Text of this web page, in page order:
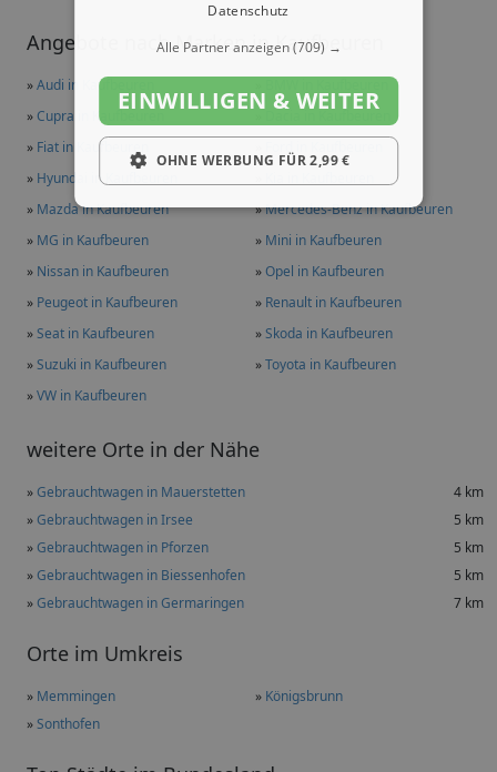
Angebote nach Marken in Kaufbeuren
»Audi in Kaufbeuren
»Cupra in Kaufbeuren
» Fiat in Kaufbeuren
» Hyundai in Kaufbeuren
» Mazda in Kaufbeuren »Mercedes-Benz in Kaufbeuren
» MG in Kaufbeuren » Mini in Kaufbeuren
» Nissan in Kaufbeuren »Opel in Kaufbeuren
» Peugeot in Kaufbeuren » Renault in Kaufbeuren
»Seat in Kaufbeuren »Skoda in Kaufbeuren
»Suzuki in Kaufbeuren »Toyota in Kaufbeuren
»VW in Kaufbeuren
weitere Orte in der Nähe
»Gebrauchtwagen in Mauerstetten
4 km
»Gebrauchtwagen in Irsee
5 km
»Gebrauchtwagen in Pforzen
5 km
»Gebrauchtwagen in Biessenhofen
5 km
»Gebrauchtwagen in Germaringen 7 km
Orte im Umkreis
» Memmingen » Königsbrunn
»Sonthofen
Datenschutz
Alle Partner anzeigen(709) →
EINWILLIGEN & WEITER
OHNE WERBUNG FÜR 2,99 €